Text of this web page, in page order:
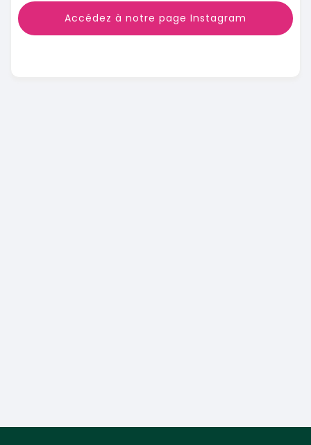
Accédez à notre page Instagram